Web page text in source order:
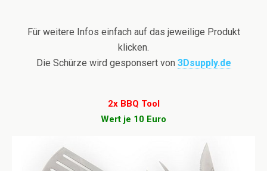
Für weitere Infos einfach auf das jeweilige Produkt
klicken.
Die Schürze wird gesponsert von 3Dsupply.de
2x BBQ Tool
Wert je 10 Euro